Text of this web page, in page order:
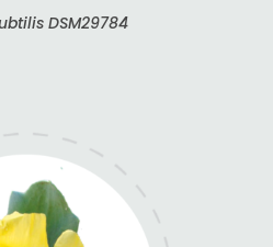
DSM29784